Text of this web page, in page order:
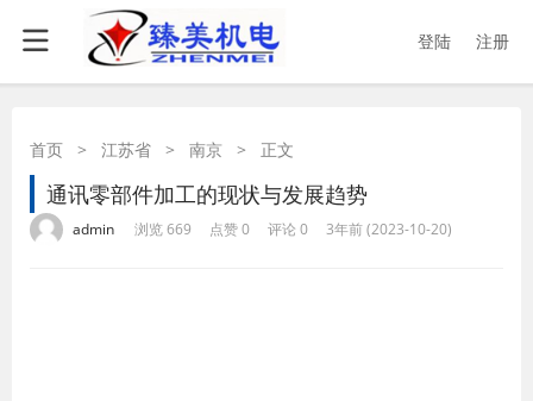
登陆 注册
首页 > 江苏省 > 南京 > 正文
通讯零部件加工的现状与发展趋势
admin 浏览 669 点赞 0 评论 0 3年前 (2023-10-20)